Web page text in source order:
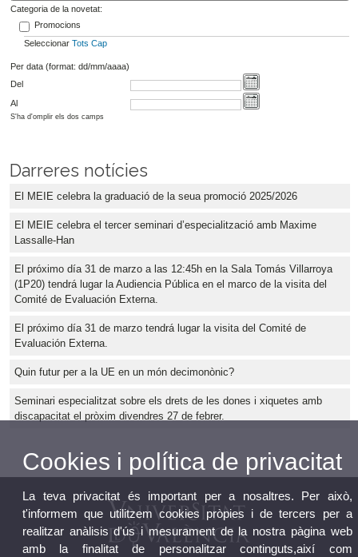
Categoria de la novetat:
Promocions
Seleccionar Tots Cap
Per data (format: dd/mm/aaaa)
Del
Al
S'ha d'omplir els dos camps
Darreres notícies
El MEIE celebra la graduació de la seua promoció 2025/2026
El MEIE celebra el tercer seminari d’especialització amb Maxime
Lassalle-Han
El próximo día 31 de marzo a las 12:45h en la Sala Tomás Villarroya
(1P20) tendrá lugar la Audiencia Pública en el marco de la visita del
Comité de Evaluación Externa.
El próximo día 31 de marzo tendrá lugar la visita del Comité de
Evaluación Externa.
Quin futur per a la UE en un món decimonònic?
Seminari especialitzat sobre els drets de les dones i xiquetes amb
discapacitat el pròxim divendres 27 de febrer.
Cookies i política de privacitat
La teva privacitat és important per a nosaltres. Per això,
t'informem que utilitzem cookies pròpies i de tercers per a
realitzar anàlisis d'ús i mesurament de la nostra pàgina web
amb la finalitat de personalitzar continguts,així com